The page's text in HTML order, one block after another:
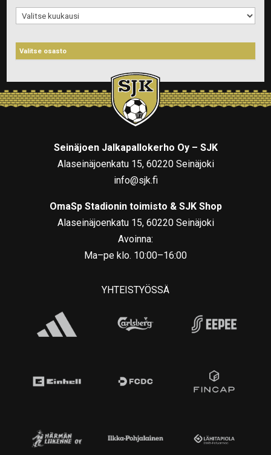
Arkistot
Seinäjoen Jalkapallokerho Oy – SJK
Alaseinäjoenkatu 15, 60220 Seinäjoki
info@sjk.fi
OmaSp Stadionin toimisto & SJK Shop
Alaseinäjoenkatu 15, 60220 Seinäjoki
Avoinna:
Ma–pe klo. 10:00–16:00
YHTEISTYÖSSÄ